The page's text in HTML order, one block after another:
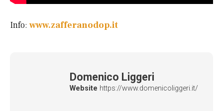
Info: www.zafferanodop.it
Domenico Liggeri
Website https://www.domenicoliggeri.it/